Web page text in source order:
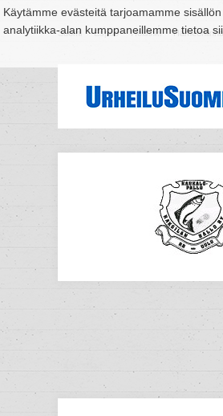
Käytämme evästeitä tarjoamamme
analytiikka-alan kumppaneillemme tietoa
Suomi Espoo Helsinki Hämeenlinna